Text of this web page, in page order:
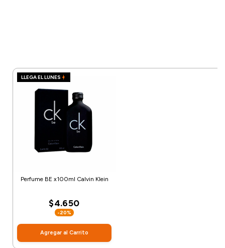
LLEGA EL LUNES
Perfume BE x100ml Calvin Klein
$4.650
-20%
Agregar al Carrito